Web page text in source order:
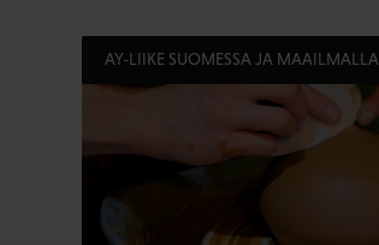
AY-LIIKE SUOMESSA JA MAAILMALLA